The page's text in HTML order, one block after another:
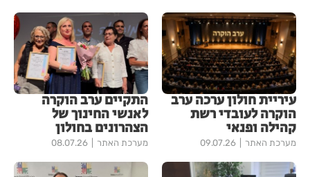
עיריית חולון ערכה ערב
הוקרה לעובדי רשת
קהילה ופנאי
מערכת האתר 09.07.26
התקיים ערב הוקרה
לאנשי החינוך של
הצהרונים בחולון
מערכת האתר 08.07.26